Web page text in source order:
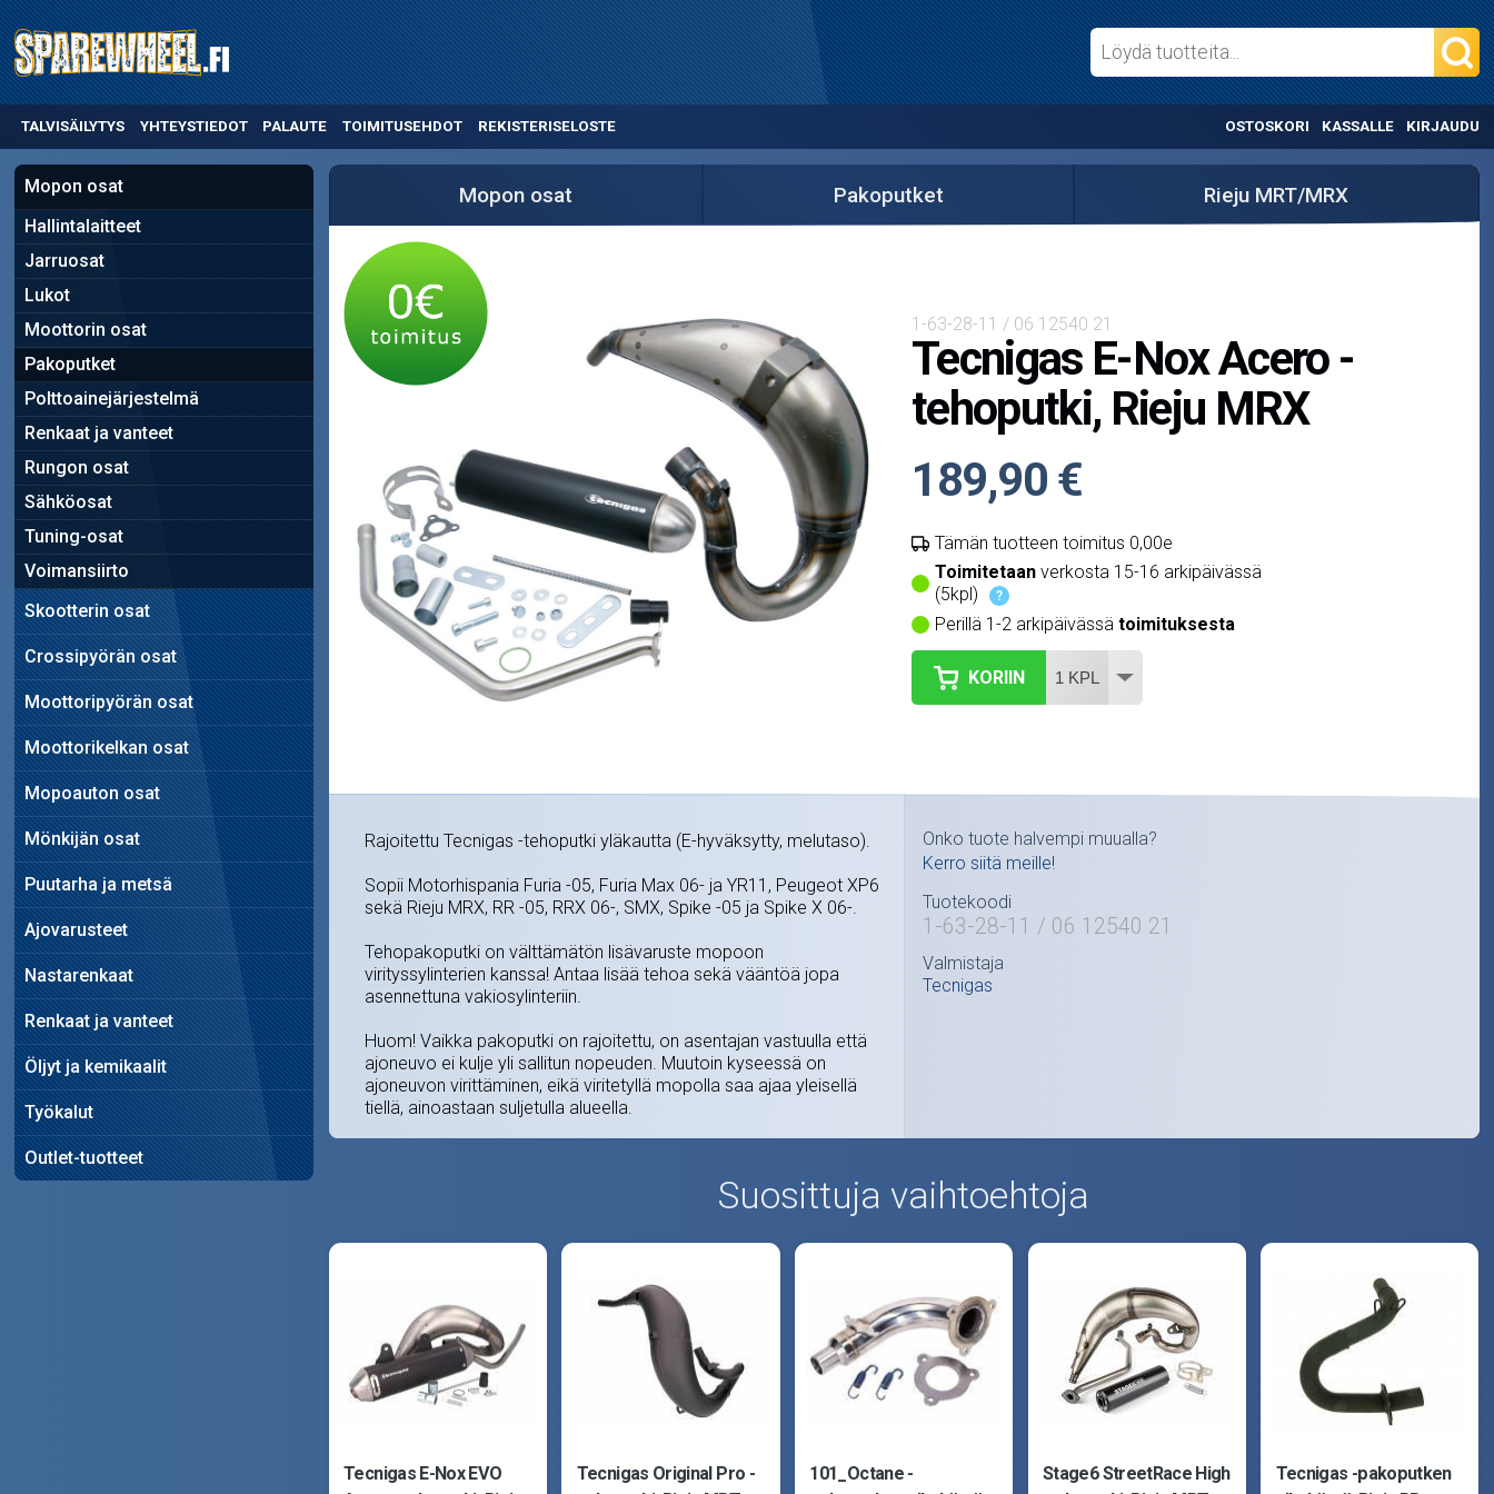
TALVISÄILYTYS YHTEYSTIEDOT PALAUTE TOIMITUSEHDOT REKISTERISELOSTE OSTOSKORI KASSALLE KIRJAUDU
Mopon osat
Hallintalaitteet
Jarruosat
Lukot
Moottorin osat
Pakoputket
Polttoainejärjestelmä
Renkaat ja vanteet
Rungon osat
Sähköosat
Tuning-osat
Voimansiirto
Skootterin osat
Crossipyörän osat
Moottoripyörän osat
Moottorikelkan osat
Mopoauton osat
Mönkijän osat
Puutarha ja metsä
Ajovarusteet
Nastarenkaat
Renkaat ja vanteet
Öljyt ja kemikaalit
Työkalut
Outlet-tuotteet
Mopon osat Pakoputket Rieju MRT/MRX
1-63-28-11 / 06 12540 21
Tecnigas E-Nox Acero -
tehoputki, Rieju MRX
189,90 €
Tämän tuotteen toimitus 0,00e
Toimitetaanverkosta 15-16 arkipäivässä
(5kpl)
?
Perillä 1-2 arkipäivässä toimituksesta
KORIIN
Rajoitettu Tecnigas -tehoputki yläkautta (E-hyväksytty, melutaso).
Sopii Motorhispania Furia -05, Furia Max 06- ja YR11, Peugeot XP6
sekä Rieju MRX, RR -05, RRX 06-, SMX, Spike -05 ja Spike X 06-.
Tehopakoputki on välttämätön lisävaruste mopoon
virityssylinterien kanssa! Antaa lisää tehoa sekä vääntöä jopa
asennettuna vakiosylinteriin.
Huom! Vaikka pakoputki on rajoitettu, on asentajan vastuulla että
ajoneuvo ei kulje yli sallitun nopeuden. Muutoin kyseessä on
ajoneuvon virittäminen, eikä viritetyllä mopolla saa ajaa yleisellä
tiellä, ainoastaan suljetulla alueella.
Onko tuote halvempi muualla?
Kerro siitä meille!
Tuotekoodi
1-63-28-11 / 06 12540 21
Valmistaja
Tecnigas
Suosittuja vaihtoehtoja
Tecnigas E-Nox EVO
Tecnigas Original Pro -
101_Octane -
Stage6 StreetRace High
Tecnigas -pakoputken